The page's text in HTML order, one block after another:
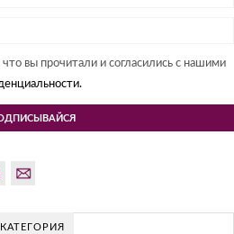
вы прочитали и согласились с нашими
КАТЕГОРИЯ